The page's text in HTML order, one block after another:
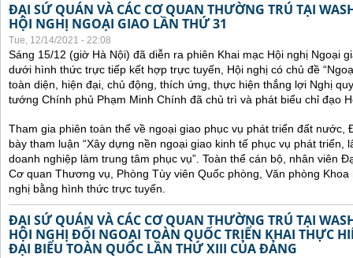
ĐẠI SỨ QUÁN VÀ CÁC CƠ QUAN THƯỜNG TRÚ TẠI
HỘI NGHỊ NGOẠI GIAO LẦN THỨ 31
Tue, 12/14/2021 - 22:08
Sáng 15/12 (giờ Hà Nội) đã diễn ra phiên Khai mạc Hội nghị Ngoại
dưới hình thức trực tiếp kết hợp trực tuyến, Hội nghị có chủ đề
toàn diện, hiện đại, chủ động, thích ứng, thực hiện thắng lợi Nghị
tướng Chính phủ Phạm Minh Chính đã chủ trì và phát biểu chỉ đạo
Tham gia phiên toàn thể về ngoại giao phục vụ phát triển đất nước,
bày tham luận “Xây dựng nền ngoại giao kinh tế phục vụ phát triển,
doanh nghiệp làm trung tâm phục vụ”. Toàn thể cán bộ, nhân viên
Cơ quan Thương vụ, Phòng Tùy viên Quốc phòng, Văn phòng
nghị bằng hình thức trực tuyến.
ĐẠI SỨ QUÁN VÀ CÁC CƠ QUAN THƯỜNG TRÚ TẠI
HỘI NGHỊ ĐỐI NGOẠI TOÀN QUỐC TRIỂN KHAI THỰC
ĐẠI BIỂU TOÀN QUỐC LẦN THỨ XIII CỦA ĐẢNG